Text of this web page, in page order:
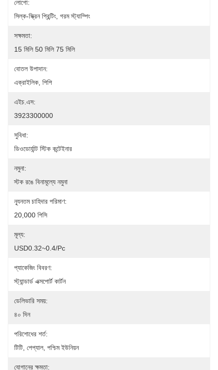
লোগো:
সিল্ক-স্ক্রিন প্রিন্টিং, গরম স্ট্যাম্পিং
সক্ষমতা:
15 মিলি 50 মিলি 75 মিলি
বোতল উপাদান:
এক্রাইলিক, পিপি
এইচ.এস:
3923300000
সুবিধা:
ডিওডোর্যান্ট স্টিক কন্টেইনার
নমুনা:
স্টক রঙে বিনামূল্যে নমুনা
ন্যূনতম চাহিদার পরিমাণ:
20,000 পিসি
মূল্য:
USD0.32~0.4/pc
প্যাকেজিং বিবরণ:
স্ট্যান্ডার্ড এক্সপোর্ট কার্টন
ডেলিভারি সময়:
৪০ দিন
পরিশোধের শর্ত:
টিটি, পেপ্যাল, পশ্চিম ইউনিয়ন
যোগানের ক্ষমতা: